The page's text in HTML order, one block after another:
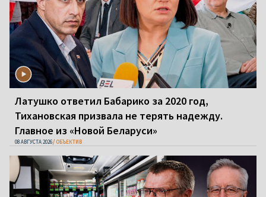
Латушко ответил Бабарико за 2020 год,
Тихановская призвала не терять надежду.
Главное из «Новой Беларуси»
08 АВГУСТА 2026 ОБЪЕКТИВ